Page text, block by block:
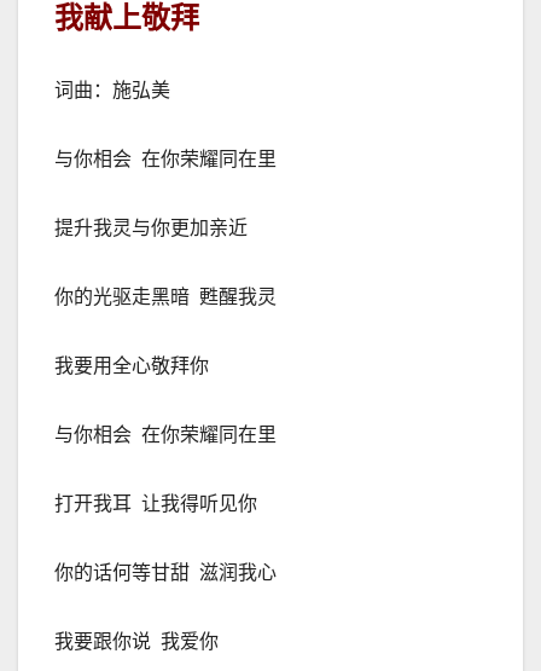
我献上敬拜
词曲：施弘美
与你相会 在你荣耀同在里
提升我灵与你更加亲近
你的光驱走黑暗 甦醒我灵
我要用全心敬拜你
与你相会 在你荣耀同在里
打开我耳 让我得听见你
你的话何等甘甜 滋润我心
我要跟你说 我爱你